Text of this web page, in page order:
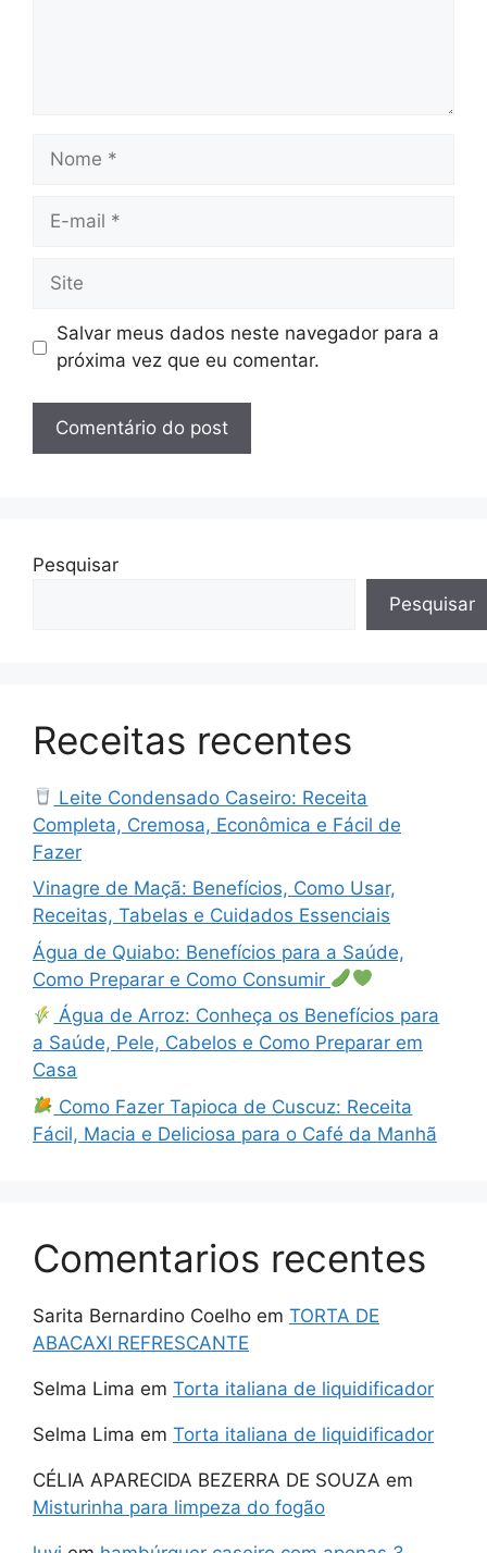
Nome
Site
Salvar meus dados neste navegador para a
próxima vez que eu comentar.
Pesquisar
Pesquisar
Receitas recentes
Leite Condensado Caseiro: Receita
Completa, Cremosa, Econômica e Fácil de
Fazer
Vinagre de Maçã: Benefícios, Como Usar,
Receitas, Tabelas e Cuidados Essenciais
Água de Quiabo: Benefícios para a Saúde,
Como Preparar e Como Consumir
Água de Arroz: Conheça os Benefícios para
a Saúde, Pele, Cabelos e Como Preparar em
Casa
Como Fazer Tapioca de Cuscuz: Receita
Fácil, Macia e Deliciosa para o Café da Manhã
Comentarios recentes
Sarita Bernardino Coelho em TORTA DE
ABACAXI REFRESCANTE
Selma Lima em Torta italiana de liquidificador
Selma Lima em Torta italiana de liquidificador
CÉLIA APARECIDA BEZERRA DE SOUZA em
Misturinha para limpeza do fogão